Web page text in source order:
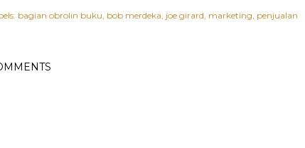
bagian obrolin buku bob merdeka joe girard marketing penjualan